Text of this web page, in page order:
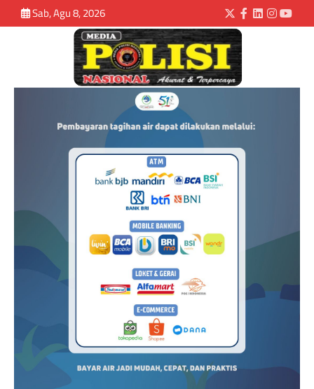
Sab, Agu 8, 2026